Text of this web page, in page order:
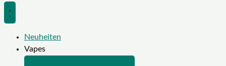
Neuheiten
Vapes